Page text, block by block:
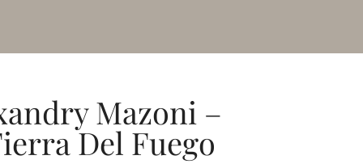
Mazoni –
Del Fuego